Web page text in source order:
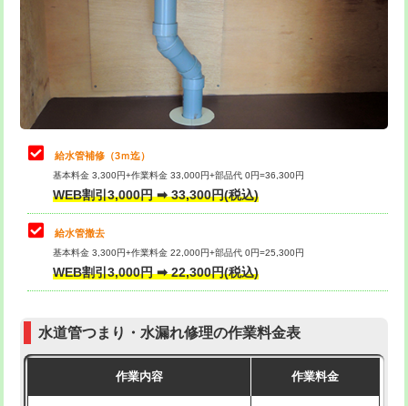
排水管工事（土の掘削・埋め戻し作
11,000円~
排水管工事（排水管工事/3ｍまで） 55,000円
排水管工事（追加 排水管工事/3ｍ超
マス交換（土の掘削・埋め戻し作業）
マス交換（深さ50㎝未満）
マス交換（深さ50㎝以上）
コンクリート斫り（厚さ10㎝まで）
モルタル補修（厚さ10㎝超え） 38,500円
8,800円
止水・漏水調査・防水処理・清掃・修
理・調整・分解・加工など（軽作業）
11,000円
止水・漏水調査・防水処理・清掃・修
理・調整・分解・加工など（中作業）
止水・漏水調査・防水処理・清掃・修
理・調整・分解・加工など（重作業）
33,000円
その他部品の脱着
交換・取付（タンク）
式）)
式・ワンホール）)
給水管補修（3ｍ迄）
基本料金 3,300円+作業料金 33,000円+部品代 0円=36,300円
WEB割引3,000円 ➡ 33,300円(税込)
給水管撤去
基本料金 3,300円+作業料金 22,000円+部品代 0円=25,300円
WEB割引3,000円 ➡ 22,300円(税込)
水道管つまり・水漏れ修理の作業料金表
作業内容 作業料金